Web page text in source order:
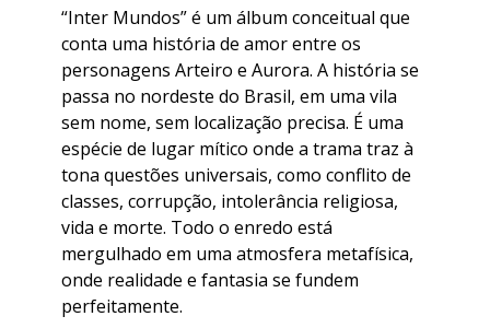
“Inter Mundos” é um álbum conceitual que
conta uma história de amor entre os
personagens Arteiro e Aurora. A história se
passa no nordeste do Brasil, em uma vila
sem nome, sem localização precisa. É uma
espécie de lugar mítico onde a trama traz à
tona questões universais, como conflito de
classes, corrupção, intolerância religiosa,
vida e morte. Todo o enredo está
mergulhado em uma atmosfera metafísica,
onde realidade e fantasia se fundem
perfeitamente.